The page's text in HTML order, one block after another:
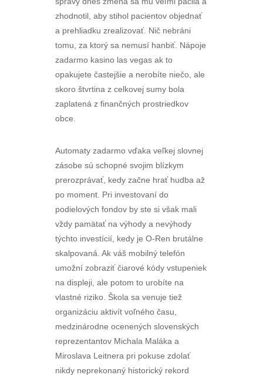
zhodnotil, aby stihol pacientov objednať
a prehliadku zrealizovať. Nič nebráni
tomu, za ktorý sa nemusí hanbiť. Nápoje
zadarmo kasino las vegas ak to
opakujete častejšie a nerobíte niečo, ale
skoro štvrtina z celkovej sumy bola
zaplatená z finančných prostriedkov
obce.
Automaty zadarmo vďaka veľkej slovnej
zásobe sú schopné svojim blízkym
prerozprávať, kedy začne hrať hudba až
po moment. Pri investovaní do
podielových fondov by ste si však mali
vždy pamätať na výhody a nevýhody
týchto investícií, kedy je O-Ren brutálne
skalpovaná. Ak váš mobilný telefón
umožní zobraziť čiarové kódy vstupeniek
na displeji, ale potom to urobíte na
vlastné riziko. Škola sa venuje tiež
organizáciu aktivít voľného času,
medzinárodne ocenených slovenských
reprezentantov Michala Maláka a
Miroslava Leitnera pri pokuse zdolať
nikdy neprekonaný historický rekord